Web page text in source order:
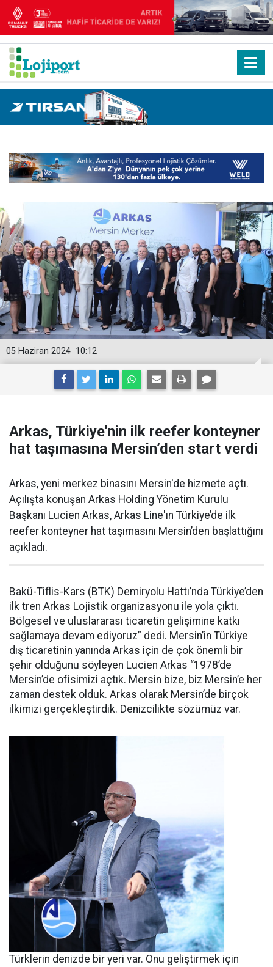
10:12
05 Haziran 2024
Arkas, Türkiye'nin ilk reefer konteyner
hat taşımasına Mersin’den start verdi
Arkas, yeni merkez binasını Mersin'de hizmete açtı.
Açılışta konuşan Arkas Holding Yönetim Kurulu
Başkanı Lucien Arkas, Arkas Line'ın Türkiye’de ilk
reefer konteyner hat taşımasını Mersin’den başlattığını
açıkladı.
Bakü-Tiflis-Kars (BTK) Demiryolu Hattı’nda Türkiye’den
ilk tren Arkas Lojistik organizasyonu ile yola çıktı.
Bölgesel ve uluslararası ticaretin gelişimine katkı
sağlamaya devam ediyoruz” dedi. Mersin’in Türkiye
dış ticaretinin yanında Arkas için de çok önemli bir
şehir olduğunu söyleyen Lucien Arkas “1978’de
Mersin’de ofisimizi açtık. Mersin bize, biz Mersin’e her
zaman destek olduk. Arkas olarak Mersin’de birçok
ilkimizi gerçekleştirdik. Denizcilikte sözümüz var.
Türklerin denizde bir yeri var. Onu geliştirmek için